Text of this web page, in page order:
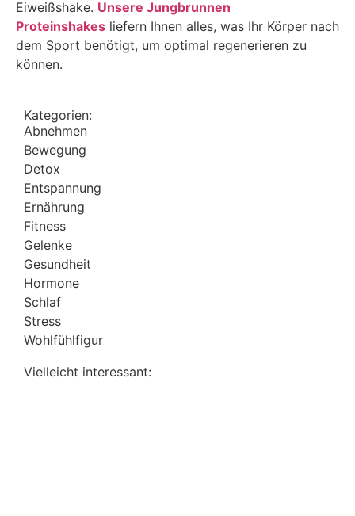
Eiweißshake. Unsere Jungbrunnen
Proteinshakes liefern Ihnen alles, was Ihr Körper nach
dem Sport benötigt, um optimal regenerieren zu
können.
Kategorien:
Abnehmen
Bewegung
Detox
Entspannung
Ernährung
Fitness
Gelenke
Gesundheit
Hormone
Schlaf
Stress
Wohlfühlfigur
Vielleicht interessant: